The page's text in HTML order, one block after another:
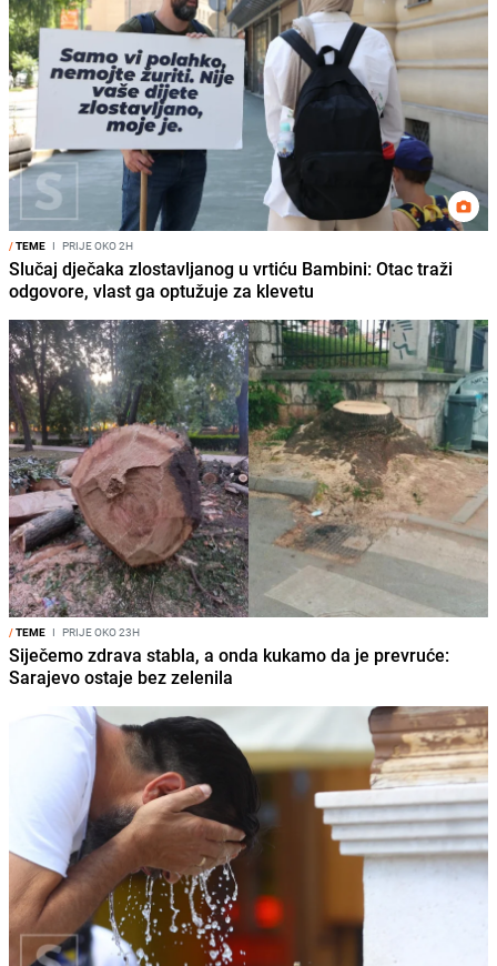
/TEME I PRIJE OKO 2H
Slučaj dječaka zlostavljanog u vrtiću Bambini: Otac traži
odgovore, vlast ga optužuje za klevetu
/TEME I PRIJE OKO 23H
Siječemo zdrava stabla, a onda kukamo da je prevruće:
Sarajevo ostaje bez zelenila